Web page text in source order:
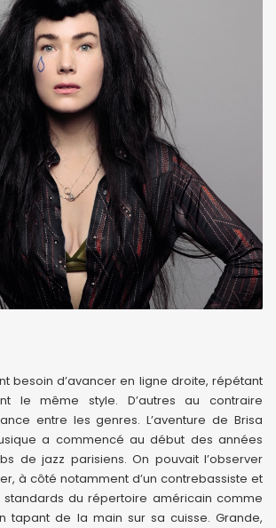
besoin d’avancer en ligne droite, répétant
le même style. D’autres au contraire
entre les genres. L’aventure de Brisa
a commencé au début des années
de jazz parisiens. On pouvait l’observer
à côté notamment d’un contrebassiste et
standards du répertoire américain comme
tapant de la main sur sa cuisse. Grande,